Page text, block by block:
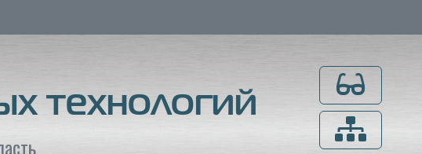
технологий
Для
Карта сайта